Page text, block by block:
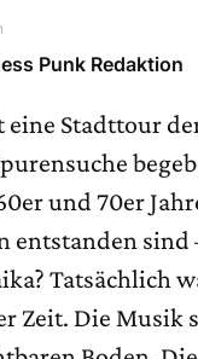
Punk Redaktion
eine Stadttour
und 70er
entstanden
Tatsächlich
Zeit. Die Musik